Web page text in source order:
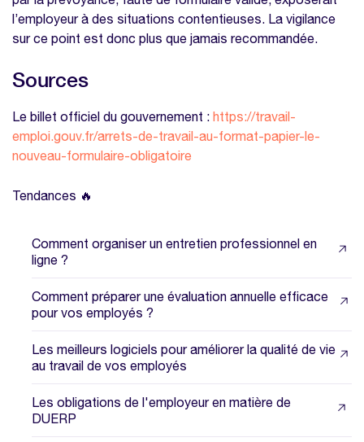
l’employeur à des situations contentieuses. La vigilance
sur ce point est donc plus que jamais recommandée.
Sources
Le billet officiel du gouvernement : https://travail-
emploi.gouv.fr/arrets-de-travail-au-format-papier-le-
nouveau-formulaire-obligatoire
Tendances 🔥
Comment organiser un entretien professionnel en
ligne ?
Comment préparer une évaluation annuelle efficace
pour vos employés ?
Les meilleurs logiciels pour améliorer la qualité de vie
au travail de vos employés
Les obligations de l'employeur en matière de
DUERP